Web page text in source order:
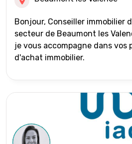
Bonjour, Conseiller immobilier du réseau IAD sur le
secteur de Beaumont les
je vous accompagne dans vos
d'achat immobilier.